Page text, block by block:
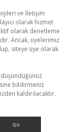
ve İletişim
olarak hizmet
olarak denetleme
Ancak, üyelerimiz
siteye üye olarak
bildirmeniz
kaldırılacaktır.